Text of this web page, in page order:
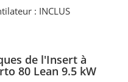
: INCLUS
de l'Insert à
80 Lean 9.5 kW